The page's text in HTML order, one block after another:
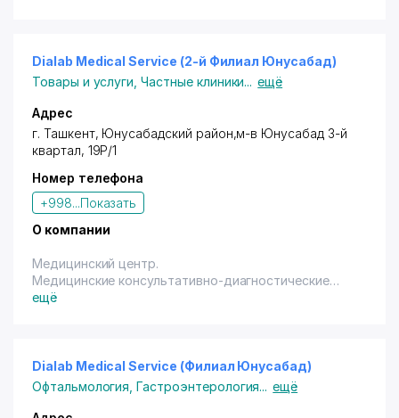
Dialab Medical Service (2-й Филиал Юнусабад)
Товары и услуги ,Частные клиники... ещё
Адрес
г. Ташкент, Юнусабадский район,м-в Юнусабад 3-й
квартал, 19Р/1
Номер телефона
+998...Показать
О компании
Медицинский центр.
Медицинские консультативно-диагностические
услуги.
А,В,С,Д- ИФА и ИХА методами),
20% (терм., нал., переч.) на исследование анализов
(клинической лабораторией - ОАК, ОАМ и т.д).
ещё
Dialab Medical Service (Филиал Юнусабад)
Офтальмология ,Гастроэнтерология... ещё